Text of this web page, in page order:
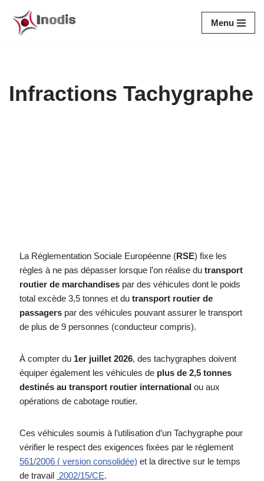
Aller
Menu
Infractions Tachygraphe
La Réglementation Sociale Européenne (RSE) fixe les
règles à ne pas dépasser lorsque l’on réalise du transport
routier de marchandises par des véhicules dont le poids
total excède 3,5 tonnes et du transport routier de
passagers par des véhicules pouvant assurer le transport
de plus de 9 personnes (conducteur compris).
À compter du 1er juillet 2026, des tachygraphes doivent
équiper également les véhicules de plus de 2,5 tonnes
destinés au transport routier international ou aux
opérations de cabotage routier.
Ces véhicules soumis à l’utilisation d’un Tachygraphe pour
vérifier le respect des exigences fixées par le règlement
561/2006 ( version consolidée) et la directive sur le temps
de travail 2002/15/CE.